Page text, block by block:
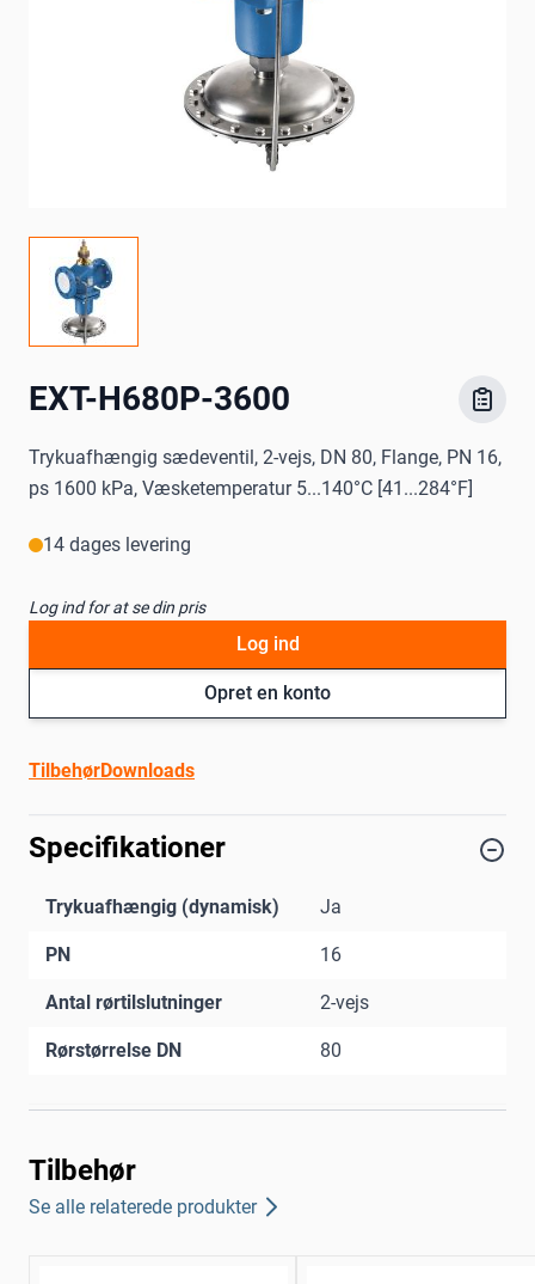
EXT-H680P-3600
Trykuafhængig sædeventil, 2-vejs, DN 80, Flange, PN 16,
ps 1600 kPa, Væsketemperatur 5...140°C [41...284°F]
14 dages levering
Log ind for at se din pris
Opret en konto
Log ind
TilbehørDownloads
Specifikationer
Trykuafhængig (dynamisk) Ja
PN 16
Antal rørtilslutninger 2-vejs
Rørstørrelse DN 80
Tilbehør
Se alle relaterede produkter